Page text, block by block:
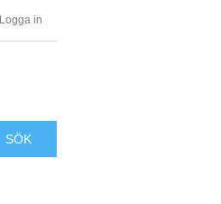
Logga in
SÖK